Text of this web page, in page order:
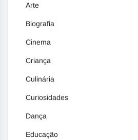
Arte
Biografia
Cinema
Criança
Culinária
Curiosidades
Dança
Educação